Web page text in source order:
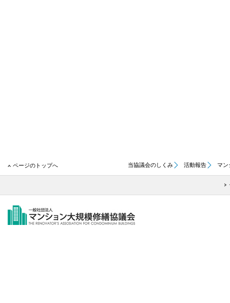
ページのトップへ 当協議会のしくみ 活動報告 マン